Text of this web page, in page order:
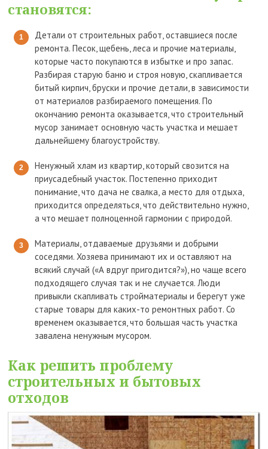
становятся:
Детали от строительных работ, оставшиеся после
ремонта. Песок, щебень, леса и прочие материалы,
которые часто покупаются в избытке и про запас.
Разбирая старую баню и строя новую, скапливается
битый кирпич, бруски и прочие детали, в зависимости
от материалов разбираемого помещения. По
окончанию ремонта оказывается, что строительный
мусор занимает основную часть участка и мешает
дальнейшему благоустройству.
Ненужный хлам из квартир, который свозится на
приусадебный участок. Постепенно приходит
понимание, что дача не свалка, а место для отдыха,
приходится определяться, что действительно нужно,
а что мешает полноценной гармонии с природой.
Материалы, отдаваемые друзьями и добрыми
соседями. Хозяева принимают их и оставляют на
всякий случай («А вдруг пригодится?»), но чаще всего
подходящего случая так и не случается. Люди
привыкли скапливать стройматериалы и берегут уже
старые товары для каких-то ремонтных работ. Со
временем оказывается, что большая часть участка
завалена ненужным мусором.
Как решить проблему
строительных и бытовых
отходов